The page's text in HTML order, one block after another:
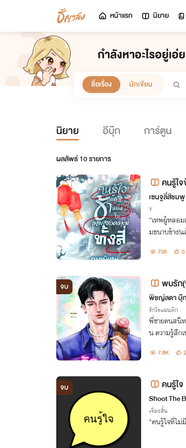
หน้าแรก นิยาย
กำลังหาอะไรอยู่เอ่
ชื่อเรื่อง นักเขียน
นิยาย อีบุ๊ก การ์ตูน
ผลลัพธ์10รายการ
คนรู้ใ
เซนจูลี่สีชมพู
Y
“เทพผู้หลอ
มขนาบข้าง!
738 0
จบ พบรัก
พิชญ์ลดา บุ๊
รักโรแมนติก
พี่ชายคนสนิท
น ความรู้สึก
7.8K 2
จบ คนรู้ใจ
Shoot The
เรื่องสั้น
"คนรู้ใจที่ไม่